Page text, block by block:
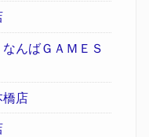
んばＧＡＭＥＳ
橋店